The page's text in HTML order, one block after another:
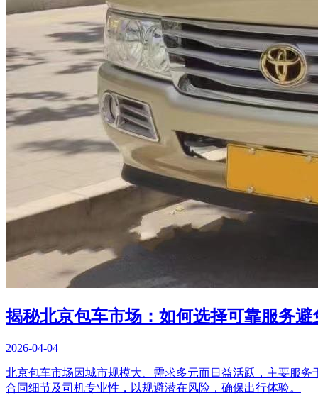
揭秘北京包车市场：如何选择可靠服务避
2026-04-04
北京包车市场因城市规模大、需求多元而日益活跃，主要服
合同细节及司机专业性，以规避潜在风险，确保出行体验。